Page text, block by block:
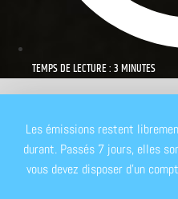
TEMPS DE LECTURE : 3 MINUTES
Les émissions restent
durant. Passés 7 jours, elles
vous devez disposer d'un